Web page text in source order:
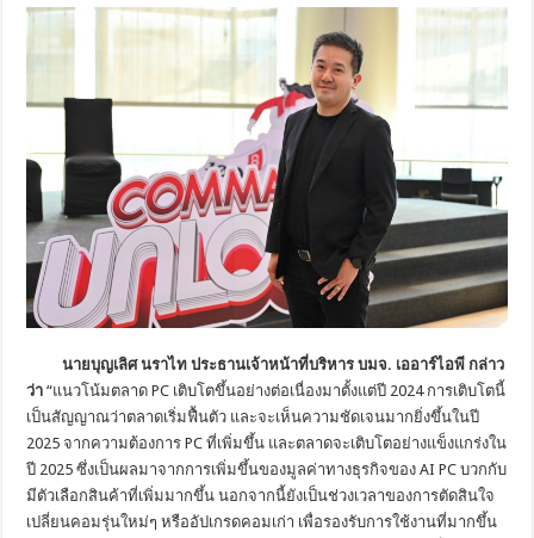
นายบุญเลิศ นราไท ประธานเจ้าหน้าที่บริหาร บมจ. เออาร์ไอพี กล่าว
ว่า“แนวโน้มตลาด PC เติบโตขึ้นอย่างต่อเนื่องมาตั้งแต่ปี 2024 การเติบโตนี้
เป็นสัญญาณว่าตลาดเริ่มฟื้นตัว และจะเห็นความชัดเจนมากยิ่งขึ้นในปี
2025 จากความต้องการ PC ที่เพิ่มขึ้น และตลาดจะเติบโตอย่างแข็งแกร่งใน
ปี 2025 ซึ่งเป็นผลมาจากการเพิ่มขึ้นของมูลค่าทางธุรกิจของ AI PC บวกกับ
มีตัวเลือกสินค้าที่เพิ่มมากขึ้น นอกจากนี้ยังเป็นช่วงเวลาของการตัดสินใจ
เปลี่ยนคอมรุ่นใหม่ๆ หรืออัปเกรดคอมเก่า เพื่อรองรับการใช้งานที่มากขึ้น